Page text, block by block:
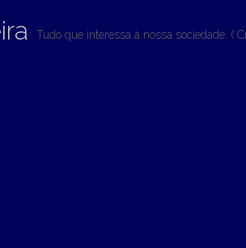
Tudo que interessa à nossa sociedade. (